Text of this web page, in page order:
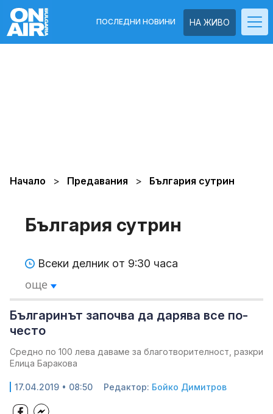
НА ЖИВО
ПОСЛЕДНИ НОВИНИ
Начало Предавания България сутрин
България сутрин
Всеки делник от 9:30 часа
още
Българинът започва да дарява все по-
често
Средно по 100 лева даваме за благотворителност, разкри
Елица Баракова
17.04.2019 • 08:50 Редактор: Бойко Димитров